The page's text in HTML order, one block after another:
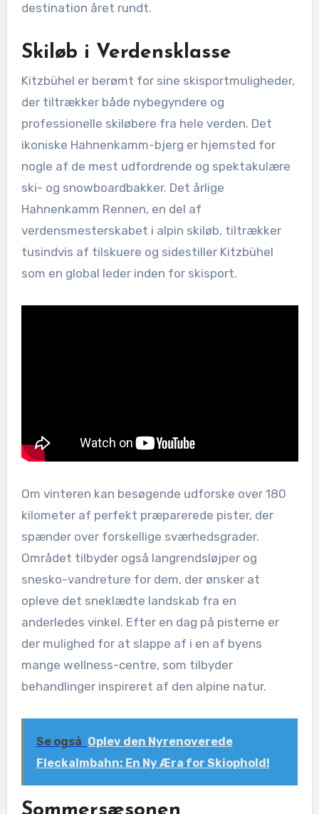
destination året rundt.
Skiløb i Verdensklasse
Kitzbühel er berømt for sine skisportmuligheder,
der tiltrækker både nybegyndere og
professionelle skiløbere fra hele verden. Det
ikoniske Hahnenkamm-bjerg er hjemsted for
nogle af de mest udfordrende og spektakulære
ski- og snowboardbakker. Det årlige
Hahnenkamm Rennen, en del af
verdensmesterskabet i alpin skiløb, tiltrækker
tusindvis af tilskuere og sidestiller Kitzbühel
som en global leder inden for skisport.
Om vinteren kan besøgende udforske over 180
kilometer af perfekt præparerede pister, der
spænder over forskellige sværhedsgrader.
Området tilbyder også langrendsløjper og
snesko-vandreture for dem, der ønsker at
opleve det sneklædte landskab fra en
anderledes vinkel. Efter en dag på pisterne er
der mulighed for at slappe af i en af byens
mange wellness-centre, som tilbyder
behandlinger inspireret af den alpine natur.
Se også Oplev den Nyrenoverede
Fleckalmbahn: En Ny Æra for Skiophold!